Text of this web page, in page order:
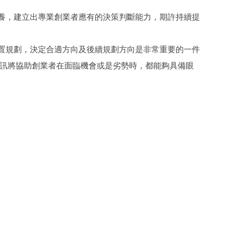
建立出專業創業者應有的決策判斷能力，期許持續提
劃，決定合適方向及後續規劃方向是非常重要的一件
將協助創業者在面臨機會或是劣勢時，都能夠具備眼